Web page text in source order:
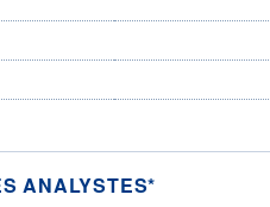
ANALYSTES*